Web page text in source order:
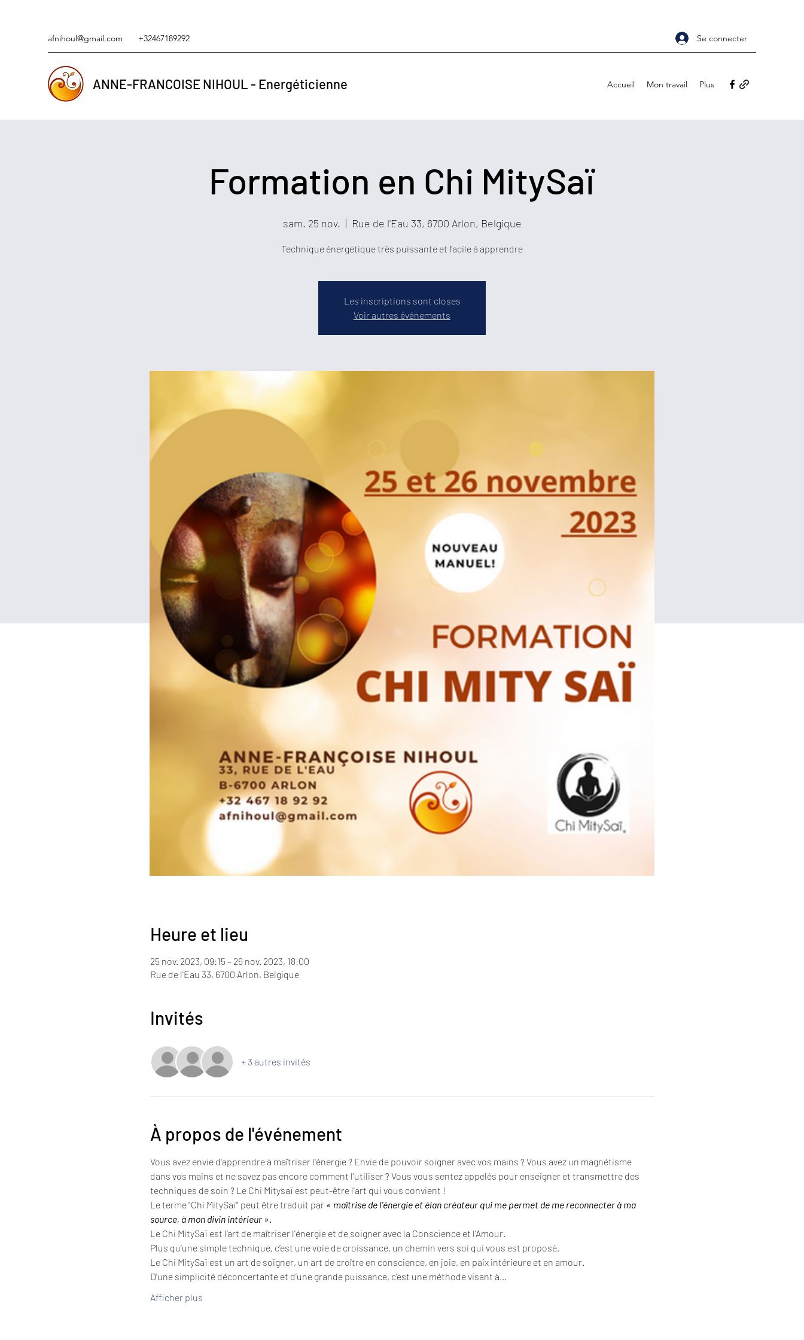
afnihoul@gmail.com +32467189292 Se connecter
ANNE-FRANCOISE NIHOUL - Energéticienne Accueil Mon travail Plus
Formation en Chi MitySaï
sam. 25 nov.
  |
Rue de l'Eau 33, 6700 Arlon, Belgique
Technique énergétique très puissante et facile à apprendre
Les inscriptions sont closes
Voir autres événements
Heure et lieu
25 nov. 2023, 09:15 – 26 nov. 2023, 18:00
Rue de l'Eau 33, 6700 Arlon, Belgique
Invités
+ 3 autres invités
À propos de l'événement
Vous avez envie d'apprendre à maîtriser l'énergie ? Envie de pouvoir soigner avec vos mains ? Vous avez un magnétisme
dans vos mains et ne savez pas encore comment l'utiliser ? Vous vous sentez appelés pour enseigner et transmettre des
techniques de soin ? Le Chi Mitysaï est peut-être l'art qui vous convient !
Le terme "Chi MitySaï" peut être traduit par « maîtrise de l'énergie et élan créateur qui me permet de me reconnecter à ma
source, à mon divin intérieur ».
Le Chi MitySaï est l’art de maîtriser l’énergie et de soigner avec la Conscience et l’Amour.
Plus qu’une simple technique, c’est une voie de croissance, un chemin vers soi qui vous est proposé.
Le Chi MitySaï est un art de soigner, un art de croître en conscience, en joie, en paix intérieure et en amour.
D'une simplicité déconcertante et d’une grande puissance, c'est une méthode visant à…
Afficher plus